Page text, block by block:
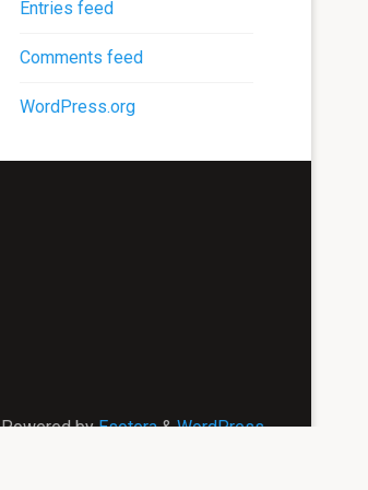
Entries feed
Comments feed
WordPress.org
Powered byEsotera&WordPress.